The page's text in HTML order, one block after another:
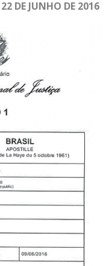
DE JUNHO DE 2016